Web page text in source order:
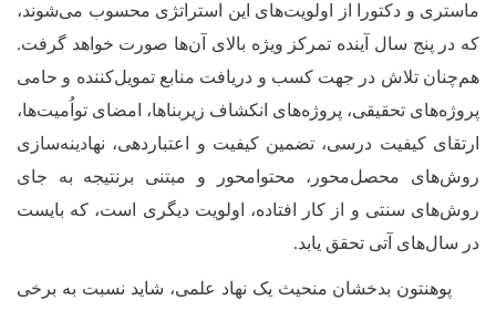
ماستری و دکتورا از اولویت‌‌های این استراتژی محسوب ‌می‌شوند،
که در پنج‌ سال آینده تمرکز ویژه بالای آن‌ها صورت خواهد گرفت.
هم‌چنان تلاش در جهت کسب و دریافت منابع تمویل‌کننده و حامی
پروژه‌های تحقیقی، پروژه‌های انکشاف زیربناها، امضای تواُمیت‌ها،
ارتقای کیفیت درسی، تضمین کیفیت و اعتباردهی، نهادینه‌سازی
روش‌های محصل‌محور، محتوا‌محور و مبتنی برنتیجه به جای
روش‌‌های سنتی و از کار افتاده، اولویت دیگری است، که بایست
در سال‌‌های آتی تحقق یابد.
پوهنتون بدخشان منحیث یک نهاد علمی، شاید نسبت به برخی